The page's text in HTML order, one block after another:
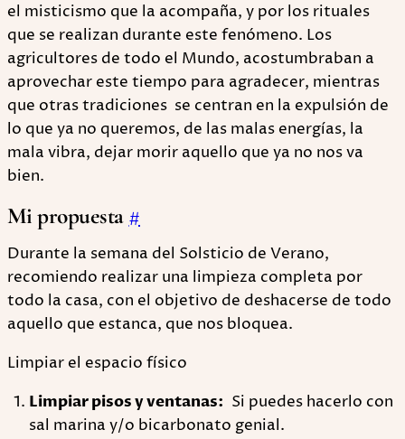
el misticismo que la acompaña, y por los rituales
que se realizan durante este fenómeno. Los
agricultores de todo el Mundo, acostumbraban a
aprovechar este tiempo para agradecer, mientras
que otras tradiciones se centran en la expulsión de
lo que ya no queremos, de las malas energías, la
mala vibra, dejar morir aquello que ya no nos va
bien.
Mi propuesta #
Durante la semana del Solsticio de Verano,
recomiendo realizar una limpieza completa por
todo la casa, con el objetivo de deshacerse de todo
aquello que estanca, que nos bloquea.
Limpiar el espacio físico
Limpiar pisos y ventanas: Si puedes hacerlo con
sal marina y/o bicarbonato genial.